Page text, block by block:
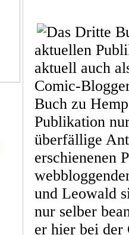
aktuellen
aktuell auch
Comic-
Buch zu
Publikation
überfällige
erschienenen
und Leowald
nur selber
er hier bei der